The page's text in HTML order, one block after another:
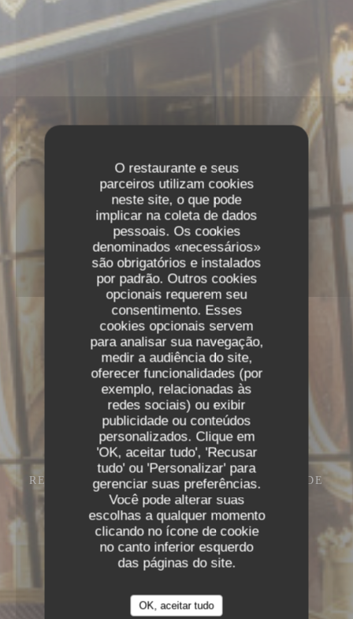
O restaurante e seus
parceiros utilizam cookies
neste site, o que pode
implicar na coleta de dados
pessoais. Os cookies
denominados «necessários»
são obrigatórios e instalados
por padrão. Outros cookies
opcionais requerem seu
consentimento. Esses
cookies opcionais servem
para analisar sua navegação,
medir a audiência do site,
oferecer funcionalidades (por
exemplo, relacionadas às
redes sociais) ou exibir
publicidade ou conteúdos
personalizados. Clique em
'OK, aceitar tudo', 'Recusar
tudo' ou 'Personalizar' para
gerenciar suas preferências.
Você pode alterar suas
escolhas a qualquer momento
clicando no ícone de cookie
no canto inferior esquerdo
das páginas do site.
OK, aceitar tudo
RESTAURANT – CAFÉ – GLACIER
13 RUE DE
L'ANCIENNE COMÉDIE 75006 PARIS